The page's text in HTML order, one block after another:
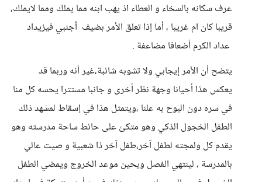
عرف سكانه بالسخاء و العطاء اذ يهب ابنه مما يملك ومما لايملك،
قريبا كان ام غريبا ، أما إذا تعلق الأمر بضيف أجنبي فيزيداد
عداد الكرم أضعافا مضاعفة .
يتضح أن الأمر إيجابي ولا تشوبه شائبة،غير أنه وربما قد
يعكس هذا أحيانا وجهة نظر أخرى و جانبا مستترا يحسه كل منا
في سره دون البوح به علنا ،ويتمثل هذا في إسقاط لمشهد ذلك
الطفل الخجول الذكي وهو متكئ على حائط ساحة مدرسته وهو
يقدم كل ولمجته لطفل آخر،طفل آخر ذا شعبية و صيت عالي
بالمدرسة ، لينتهي الفصل ويحين موعد الخروج ويمضي الطفل